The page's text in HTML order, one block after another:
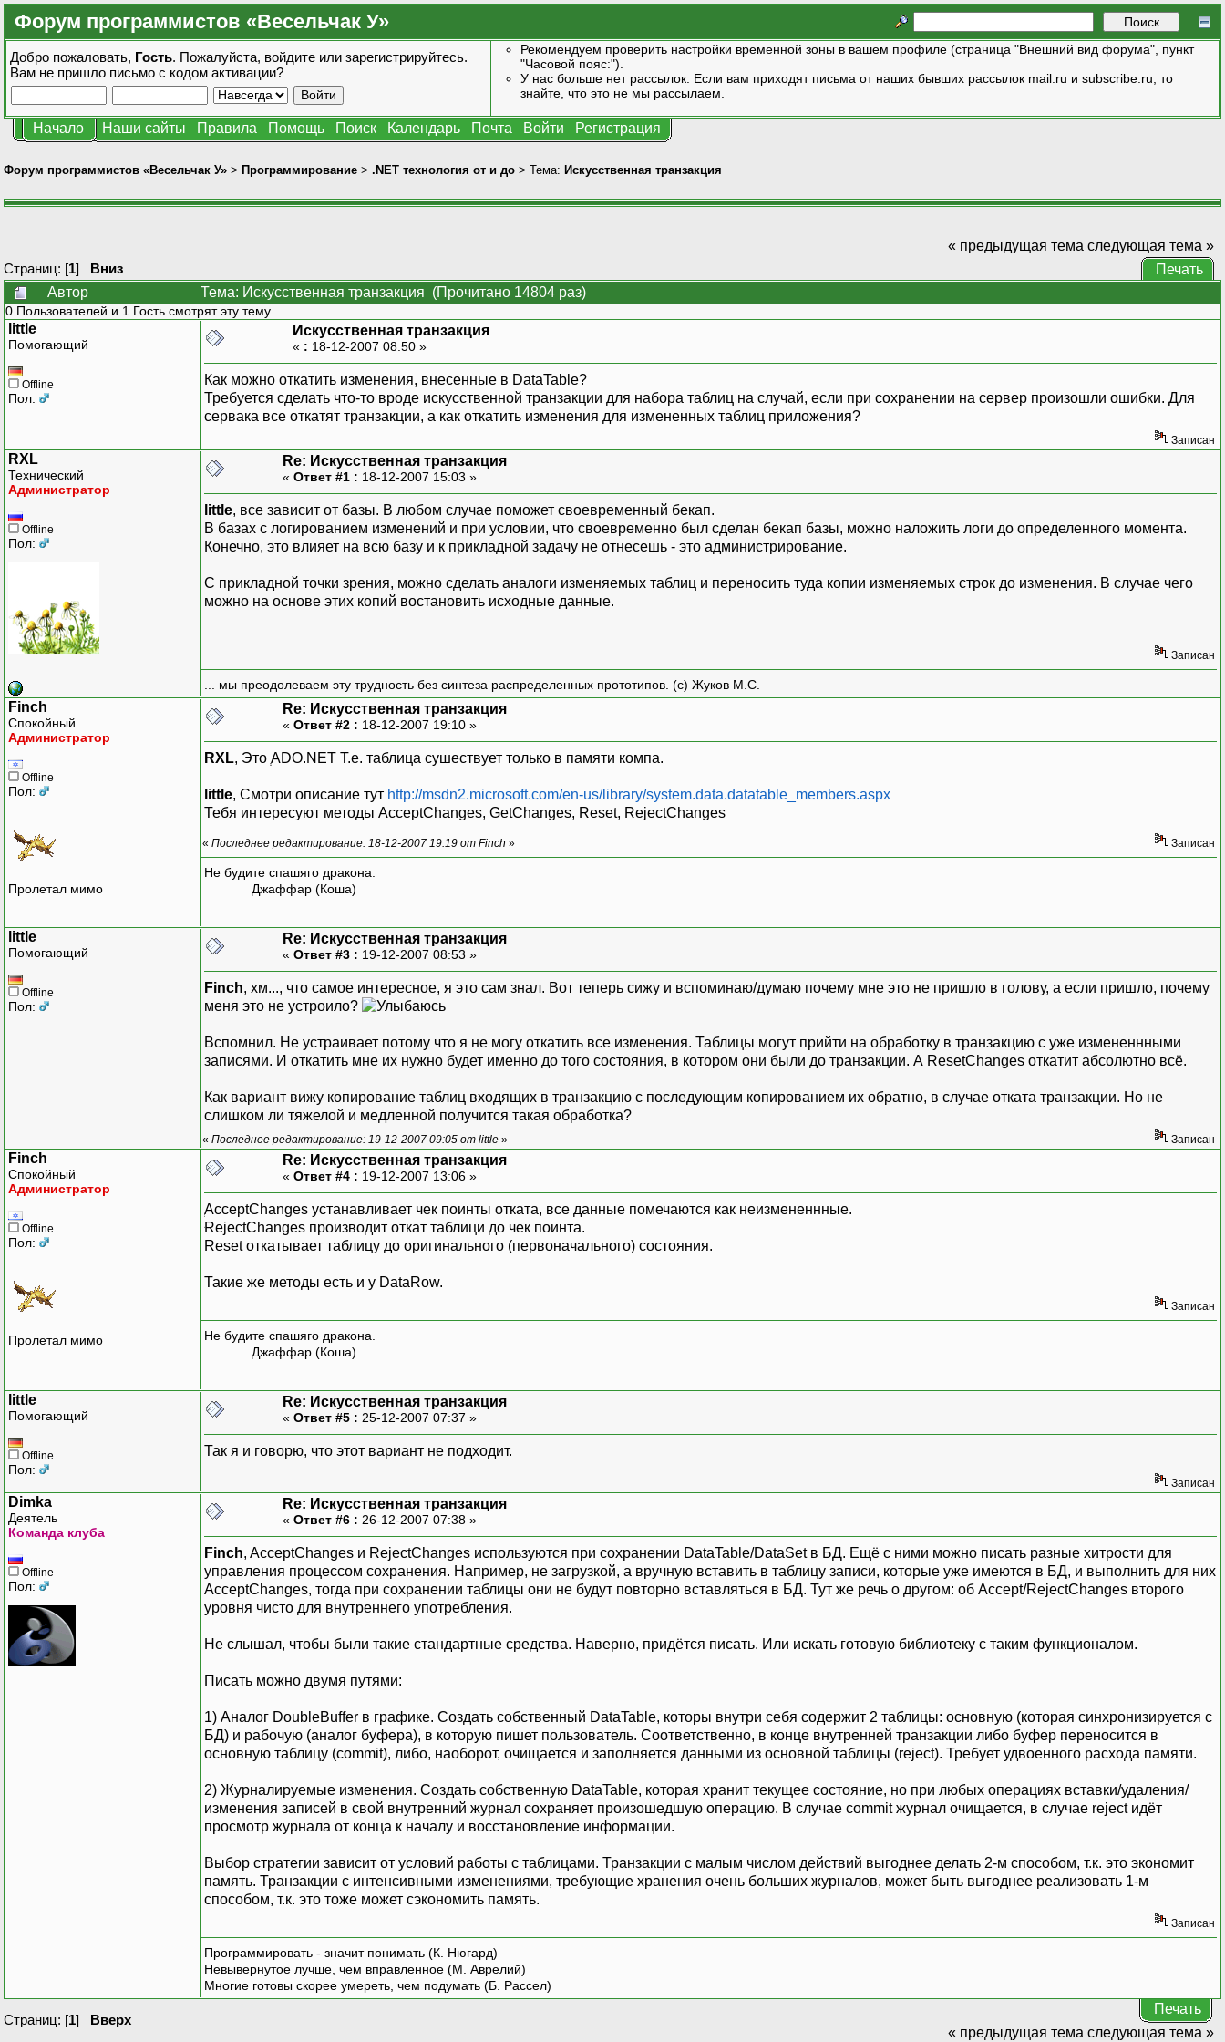
Форум программистов «Весельчак У»
Добро пожаловать, Гость. Пожалуйста, войдите или зарегистрируйтесь.
Вам не пришло письмо с кодом активации?
Рекомендуем проверить настройки временной зоны в вашем профиле (страница "Внешний вид форума", пункт
"Часовой пояс:").
У нас больше нет рассылок. Если вам приходят письма от наших бывших рассылок mail.ru и subscribe.ru, то
знайте, что это не мы рассылаем.
Начало Наши сайты Правила Помощь Поиск Календарь Почта Войти Регистрация
Форум программистов «Весельчак У» > Программирование > .NET технология от и до > Тема: Искусственная транзакция
Страниц: [1] Вниз
« предыдущая тема следующая тема »
Печать
Автор
Тема: Искусственная транзакция (Прочитано 14804 раз)
0 Пользователей и 1 Гость смотрят эту тему.
little
Помогающий
Offline
Пол:
Искусственная транзакция
« : 18-12-2007 08:50 »
Как можно откатить изменения, внесенные в DataTable?
Требуется сделать что-то вроде искусственной транзакции для набора таблиц на случай, если при сохранении на сервер произошли ошибки. Для
сервака все откатят транзакции, а как откатить изменения для измененных таблиц приложения?
Записан
RXL
Технический
Администратор
Offline
Пол:
Re: Искусственная транзакция
« Ответ #1 : 18-12-2007 15:03 »
little, все зависит от базы. В любом случае поможет своевременный бекап.
В базах с логированием изменений и при условии, что своевременно был сделан бекап базы, можно наложить логи до определенного момента.
Конечно, это влияет на всю базу и к прикладной задачу не отнесешь - это администрирование.
С прикладной точки зрения, можно сделать аналоги изменяемых таблиц и переносить туда копии изменяемых строк до изменения. В случае чего
можно на основе этих копий востановить исходные данные.
Записан
... мы преодолеваем эту трудность без синтеза распределенных прототипов. (с) Жуков М.С.
Finch
Спокойный
Администратор
Offline
Пол:
Пролетал мимо
Re: Искусственная транзакция
« Ответ #2 : 18-12-2007 19:10 »
RXL, Это ְADO.NET Т.е. таблица сушествует только в памяти компа.
little, Смотри описание тут http://msdn2.microsoft.com/en-us/library/system.data.datatable_members.aspx
Тебя интересуют методы AcceptChanges, GetChanges, Reset, RejectChanges
« Последнее редактирование: 18-12-2007 19:19 от Finch » Записан
Не будите спашяго дракона.
Джаффар (Коша)
little
Помогающий
Offline
Пол:
Re: Искусственная транзакция
« Ответ #3 : 19-12-2007 08:53 »
Finch, хм..., что самое интересное, я это сам знал. Вот теперь сижу и вспоминаю/думаю почему мне это не пришло в голову, а если пришло, почему
меня это не устроило?
Вспомнил. Не устраивает потому что я не могу откатить все изменения. Таблицы могут прийти на обработку в транзакцию с уже измененнными
записями. И откатить мне их нужно будет именно до того состояния, в котором они были до транзакции. А ResetChanges откатит абсолютно всё.
Как вариант вижу копирование таблиц входящих в транзакцию с последующим копированием их обратно, в случае отката транзакции. Но не
слишком ли тяжелой и медленной получится такая обработка?
« Последнее редактирование: 19-12-2007 09:05 от little » Записан
Finch
Спокойный
Администратор
Offline
Пол:
Пролетал мимо
Re: Искусственная транзакция
« Ответ #4 : 19-12-2007 13:06 »
ְAcceptChanges устанавливает чек поинты отката, все данные помечаются как неизмененнные.
ּRejectChanges производит откат таблици до чек поинта.
Reset откатывает таблицу до оригинального (первоначального) состояния.
Такие же методы есть и у DataRow.
Записан
Не будите спашяго дракона.
Джаффар (Коша)
little
Помогающий
Offline
Пол:
Re: Искусственная транзакция
« Ответ #5 : 25-12-2007 07:37 »
Так я и говорю, что этот вариант не подходит.
Записан
Dimka
Деятель
Команда клуба
Offline
Пол:
Re: Искусственная транзакция
« Ответ #6 : 26-12-2007 07:38 »
Finch, AcceptChanges и RejectChanges используются при сохранении DataTable/DataSet в БД. Ещё с ними можно писать разные хитрости для
управления процессом сохранения. Например, не загрузкой, а вручную вставить в таблицу записи, которые уже имеются в БД, и выполнить для них
AcceptChanges, тогда при сохранении таблицы они не будут повторно вставляться в БД. Тут же речь о другом: об Accept/RejectChanges второго
уровня чисто для внутреннего употребления.
Не слышал, чтобы были такие стандартные средства. Наверно, придётся писать. Или искать готовую библиотеку с таким функционалом.
Писать можно двумя путями:
1) Аналог DoubleBuffer в графике. Создать собственный DataTable, которы внутри себя содержит 2 таблицы: основную (которая синхронизируется с
БД) и рабочую (аналог буфера), в которую пишет пользователь. Соответственно, в конце внутренней транзакции либо буфер переносится в
основную таблицу (commit), либо, наоборот, очищается и заполняется данными из основной таблицы (reject). Требует удвоенного расхода памяти.
2) Журналируемые изменения. Создать собственную DataTable, которая хранит текущее состояние, но при любых операциях вставки/удаления/
изменения записей в свой внутренний журнал сохраняет произошедшую операцию. В случае commit журнал очищается, в случае reject идёт
просмотр журнала от конца к началу и восстановление информации.
Выбор стратегии зависит от условий работы с таблицами. Транзакции с малым числом действий выгоднее делать 2-м способом, т.к. это экономит
память. Транзакции с интенсивными изменениями, требующие хранения очень больших журналов, может быть выгоднее реализовать 1-м
способом, т.к. это тоже может сэкономить память.
Записан
Программировать - значит понимать (К. Нюгард)
Невывернутое лучше, чем вправленное (М. Аврелий)
Многие готовы скорее умереть, чем подумать (Б. Рассел)
Страниц: [1] Вверх
Печать
« предыдущая тема следующая тема »